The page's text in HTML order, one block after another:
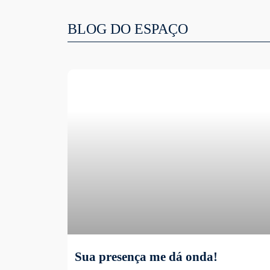
BLOG DO ESPAÇO
Sua presença me dá onda!